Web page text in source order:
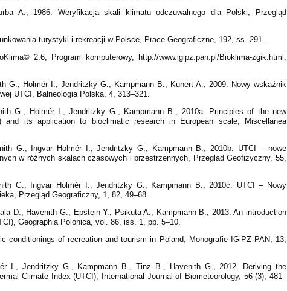
A., 1986. Weryfikacja skali klimatu odczuwalnego dla Polski, Przegląd
turystyki i rekreacji w Polsce, Prace Geograficzne, 192, ss. 291.
2.6, Program komputerowy, http://www.igipz.pan.pl/Bioklima-zgik.html,
G., Holmér I., Jendritzky G., Kampmann B., Kunert A., 2009. Nowy wskaźnik
UTCI, Balneologia Polska, 4, 313–321.
G., Holmér I., Jendritzky G., Kampmann B., 2010a. Principles of the new
and its application to bioclimatic research in European scale, Miscellanea
G., Ingvar Holmér I., Jendritzky G., Kampmann B., 2010b. UTCI – nowe
w różnych skalach czasowych i przestrzennych, Przegląd Geofizyczny, 55,
G., Ingvar Holmér I., Jendritzky G., Kampmann B., 2010c. UTCI – Nowy
Przegląd Geograficzny, 1, 82, 49–68.
D., Havenith G., Epstein Y., Psikuta A., Kampmann B., 2013. An introduction
Geographia Polonica, vol. 86, iss. 1, pp. 5–10.
conditionings of recreation and tourism in Poland, Monografie IGiPZ PAN, 13,
I., Jendritzky G., Kampmann B., Tinz B., Havenith G., 2012. Deriving the
Climate Index (UTCI), International Journal of Biometeorology, 56 (3), 481–